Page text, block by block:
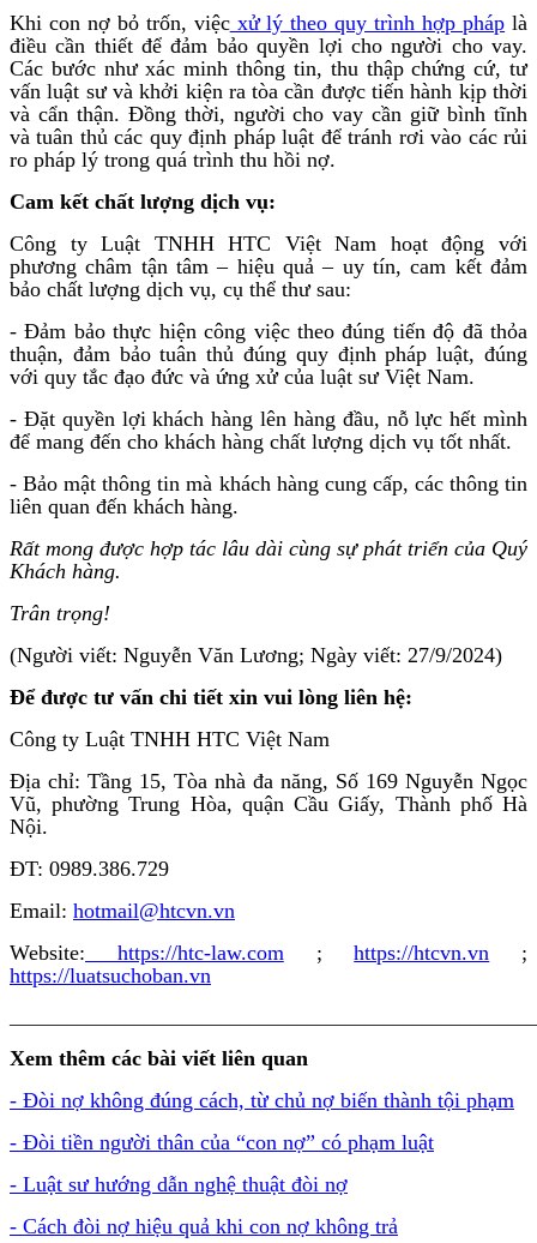
Khi con nợ bỏ trốn, việcxử lý theo quy trình hợp pháp là
điều cần thiết để đảm bảo quyền lợi cho người cho vay.
Các bước như xác minh thông tin, thu thập chứng cứ, tư
vấn luật sư và khởi kiện ra tòa cần được tiến hành kịp thời
và cẩn thận. Đồng thời, người cho vay cần giữ bình tĩnh
và tuân thủ các quy định pháp luật để tránh rơi vào các rủi
ro pháp lý trong quá trình thu hồi nợ.
Cam kết chất lượng dịch vụ:
Công ty Luật TNHH HTC Việt Nam hoạt động với
phương châm tận tâm – hiệu quả – uy tín, cam kết đảm
bảo chất lượng dịch vụ, cụ thể thư sau:
- Đảm bảo thực hiện công việc theo đúng tiến độ đã thỏa
thuận, đảm bảo tuân thủ đúng quy định pháp luật, đúng
với quy tắc đạo đức và ứng xử của luật sư Việt Nam.
- Đặt quyền lợi khách hàng lên hàng đầu, nỗ lực hết mình
để mang đến cho khách hàng chất lượng dịch vụ tốt nhất.
- Bảo mật thông tin mà khách hàng cung cấp, các thông tin
liên quan đến khách hàng.
Rất mong được hợp tác lâu dài cùng sự phát triển của Quý
Khách hàng.
Trân trọng!
(Người viết: Nguyễn Văn Lương; Ngày viết: 27/9/2024)
Để được tư vấn chi tiết xin vui lòng liên hệ:
Công ty Luật TNHH HTC Việt Nam
Địa chỉ: Tầng 15, Tòa nhà đa năng, Số 169 Nguyễn Ngọc
Vũ, phường Trung Hòa, quận Cầu Giấy, Thành phố Hà
Nội.
ĐT: 0989.386.729
Email: hotmail@htcvn.vn
Website: https://htc-law.com ;https://htcvn.vn ;
https://luatsuchoban.vn
Xem thêm các bài viết liên quan
- Đòi nợ không đúng cách, từ chủ nợ biến thành tội phạm
- Đòi tiền người thân của “con nợ” có phạm luật
- Luật sư hướng dẫn nghệ thuật đòi nợ
- Cách đòi nợ hiệu quả khi con nợ không trả